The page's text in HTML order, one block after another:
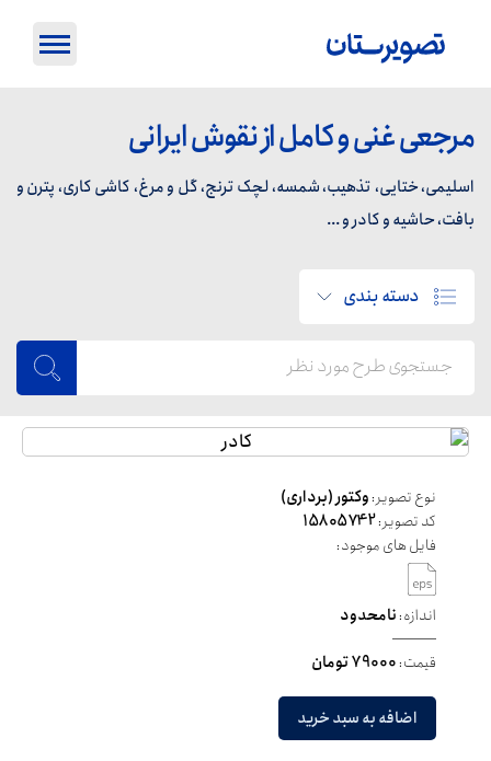
مرجعی غنی و کامل از نقوش ایرانی
اسلیمی، ختایی، تذهیب، شمسه، لچک ترنج، گل و مرغ، کاشی کاری، پترن و
بافت، حاشیه و کادر و ...
دسته بندی
نوع تصویر:وکتور (برداری)
کد تصویر:15805742
فایل های موجود:
اندازه:نامحدود
قیمت:79000 تومان
اضافه به سبد خرید